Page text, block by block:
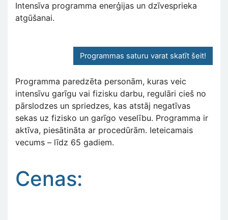
Intensīva programma enerģijas un dzīvesprieka
atgūšanai.
Programmas saturu varat skatīt šeit!
Programma paredzēta personām, kuras veic
intensīvu garīgu vai fizisku darbu, regulāri cieš no
pārslodzes un spriedzes, kas atstāj negatīvas
sekas uz fizisko un garīgo veselību. Programma ir
aktīva, piesātināta ar procedūrām. Ieteicamais
vecums – līdz 65 gadiem.
Cenas: